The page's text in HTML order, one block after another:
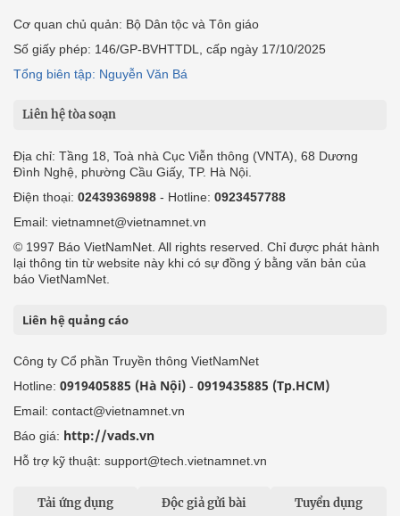
Cơ quan chủ quản: Bộ Dân tộc và Tôn giáo
Số giấy phép: 146/GP-BVHTTDL, cấp ngày 17/10/2025
Tổng biên tập: Nguyễn Văn Bá
Liên hệ tòa soạn
Địa chỉ: Tầng 18, Toà nhà Cục Viễn thông (VNTA), 68 Dương
Đình Nghệ, phường Cầu Giấy, TP. Hà Nội.
Điện thoại: 02439369898 - Hotline: 0923457788
Email: vietnamnet@vietnamnet.vn
© 1997 Báo VietNamNet. All rights reserved. Chỉ được phát hành
lại thông tin từ website này khi có sự đồng ý bằng văn bản của
báo VietNamNet.
Liên hệ quảng cáo
Công ty Cổ phần Truyền thông VietNamNet
Hotline: 0919405885 (Hà Nội) - 0919435885 (Tp.HCM)
Email: contact@vietnamnet.vn
Báo giá: http://vads.vn
Hỗ trợ kỹ thuật: support@tech.vietnamnet.vn
Tải ứng dụng Độc giả gửi bài Tuyển dụng